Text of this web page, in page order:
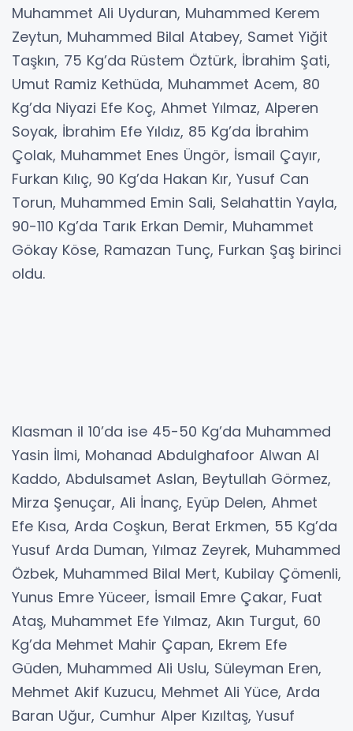
Muhammet Ali Uyduran, Muhammed Kerem
Zeytun, Muhammed Bilal Atabey, Samet Yiğit
Taşkın, 75 Kg’da Rüstem Öztürk, İbrahim Şati,
Umut Ramiz Kethüda, Muhammet Acem, 80
Kg’da Niyazi Efe Koç, Ahmet Yılmaz, Alperen
Soyak, İbrahim Efe Yıldız, 85 Kg’da İbrahim
Çolak, Muhammet Enes Üngör, İsmail Çayır,
Furkan Kılıç, 90 Kg’da Hakan Kır, Yusuf Can
Torun, Muhammed Emin Sali, Selahattin Yayla,
90-110 Kg’da Tarık Erkan Demir, Muhammet
Gökay Köse, Ramazan Tunç, Furkan Şaş birinci
oldu.
Klasman il 10’da ise 45-50 Kg’da Muhammed
Yasin İlmi, Mohanad Abdulghafoor Alwan Al
Kaddo, Abdulsamet Aslan, Beytullah Görmez,
Mirza Şenuçar, Ali İnanç, Eyüp Delen, Ahmet
Efe Kısa, Arda Coşkun, Berat Erkmen, 55 Kg’da
Yusuf Arda Duman, Yılmaz Zeyrek, Muhammed
Özbek, Muhammed Bilal Mert, Kubilay Çömenli,
Yunus Emre Yüceer, İsmail Emre Çakar, Fuat
Ataş, Muhammet Efe Yılmaz, Akın Turgut, 60
Kg’da Mehmet Mahir Çapan, Ekrem Efe
Güden, Muhammed Ali Uslu, Süleyman Eren,
Mehmet Akif Kuzucu, Mehmet Ali Yüce, Arda
Baran Uğur, Cumhur Alper Kızıltaş, Yusuf